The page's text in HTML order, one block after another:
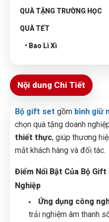
QUÀ TẶNG TRƯỜNG HỌC
QUÀ TẾT
• Bao Lì Xì
Nội dung Chi Tiết
Bộ gift set gồm bình giữ
chọn quà tặng doanh
thiết thực, giúp thương
mắt khách hàng và đối tác.
Điểm Nổi Bật Của Bộ
Nghiệp
Ứng dụng công
trải nghiệm âm thanh